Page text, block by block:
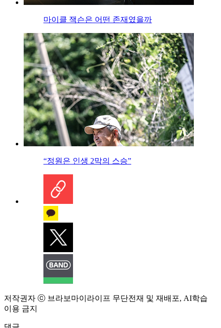
마이클 잭슨은 어떤 존재였을까
“정원은 인생 2막의 스승”
저작권자 ⓒ 브라보마이라이프 무단전재 및 재배포, AI학습
이용 금지